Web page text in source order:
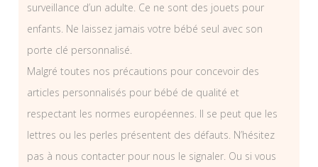
surveillance d’un adulte. Ce ne sont des jouets pour
enfants. Ne laissez jamais votre bébé seul avec son
porte clé personnalisé.
Malgré toutes nos précautions pour concevoir des
articles personnalisés pour bébé de qualité et
respectant les normes européennes. Il se peut que les
lettres ou les perles présentent des défauts. N’hésitez
pas à nous contacter pour nous le signaler. Ou si vous